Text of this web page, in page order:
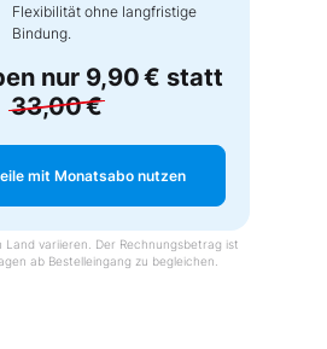
Flexibilität ohne langfristige
Bindung.
nur 9,90 € statt
33,00 €
mit Monatsabo nutzen
Land variieren. Der Rechnungsbetrag ist
ab Bestelleingang zu begleichen.